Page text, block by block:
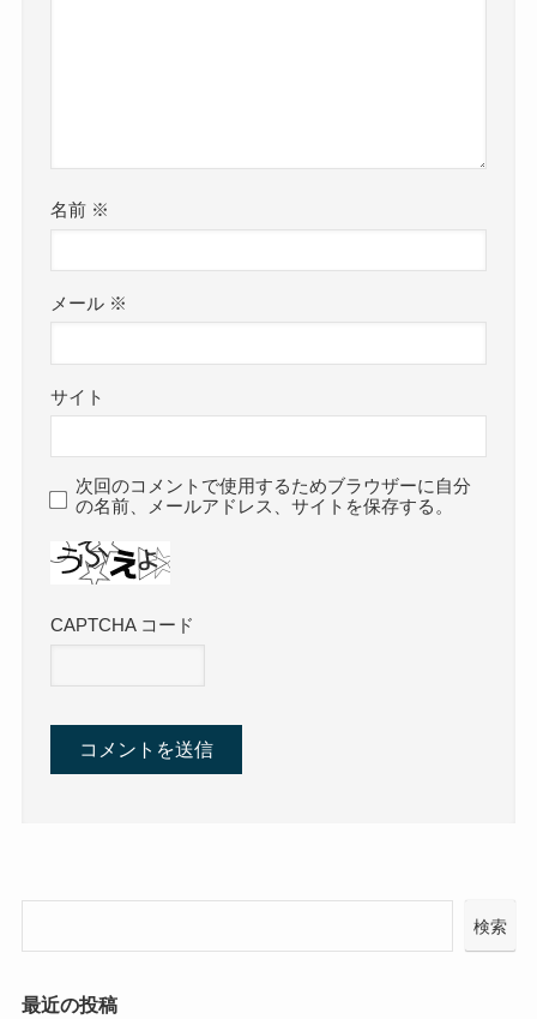
名前 ※
メール ※
サイト
次回のコメントで使用するためブラウザーに自分
の名前、メールアドレス、サイトを保存する。
CAPTCHA コード
検索
最近の投稿